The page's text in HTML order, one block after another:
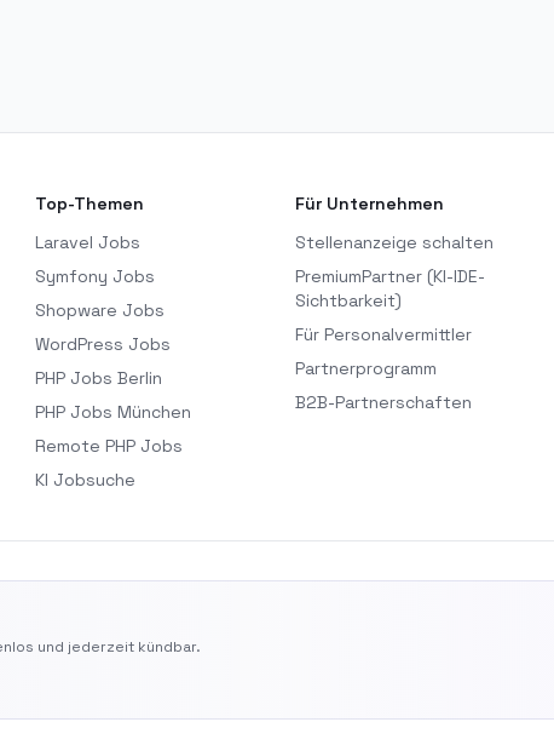
Top-Themen
Laravel Jobs
Symfony Jobs
Shopware Jobs
WordPress Jobs
PHP Jobs Berlin
PHP Jobs München
Remote PHP Jobs
KI Jobsuche
Für Unternehmen
Stellenanzeige schalten
PremiumPartner (KI-IDE-
Sichtbarkeit)
Für Personalvermittler
Partnerprogramm
B2B-Partnerschaften
und jederzeit kündbar.